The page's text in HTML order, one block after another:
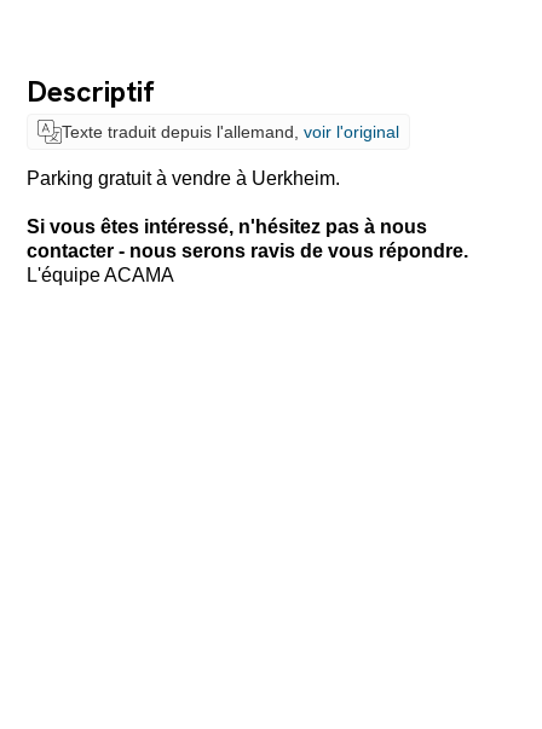
Descriptif
Texte traduit depuis l'allemand, voir l'original
Parking gratuit à vendre à Uerkheim.
Si vous êtes intéressé, n'hésitez pas à nous
contacter - nous serons ravis de vous répondre.
L'équipe ACAMA